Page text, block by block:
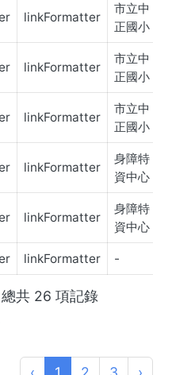
linkFormatter
市立中
正國小
linkFormatter
市立中
正國小
linkFormatter
市立中
正國小
linkFormatter
身障特
資中心
linkFormatter
身障特
資中心
linkFormatter -
共 26 項記錄